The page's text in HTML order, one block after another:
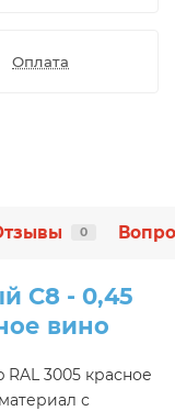
Оплата
0
C8 - 0,45
вино
3005 красное
с